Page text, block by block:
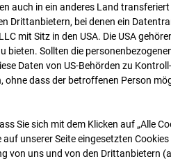
auch in ein anderes Land
Drittanbietern, bei denen ein
mit Sitz in den USA. Die USA
bieten. Sollten die
Daten von US-Behörden zu
dass der betroffenen Person
Sie sich mit dem Klicken auf „Alle
unserer Seite eingesetzten Cookies
von uns und von den Drittanbietern